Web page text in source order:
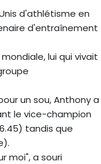
d'athlétisme en
d'entraînement
lui qui vivait
un sou, Anthony a
le vice-champion
tandis que
moi", a souri